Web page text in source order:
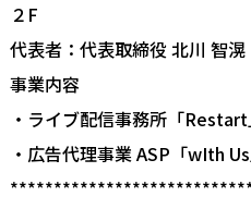
２F
代表者：代表取締役 北川 智滉
事業内容
・ライブ配信事務所「
・広告代理事業 ASP「wIth